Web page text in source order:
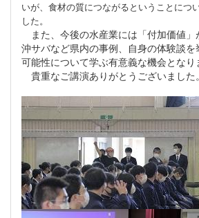
いが、食材の質につながるということにつ
した。
また、今後の水産業には「付加価値」
沖サバなど県内の事例、自身の体験談
可能性について学ぶ有意義な機会となり
貴重なご講演ありがとうございました。